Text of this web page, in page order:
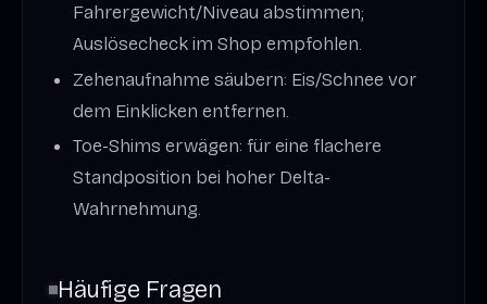
Fahrergewicht/Niveau abstimmen;
Auslösecheck im Shop empfohlen.
Zehenaufnahme säubern: Eis/Schnee vor
dem Einklicken entfernen.
Toe-Shims erwägen: für eine flachere
Standposition bei hoher Delta-
Wahrnehmung.
Häufige Fragen